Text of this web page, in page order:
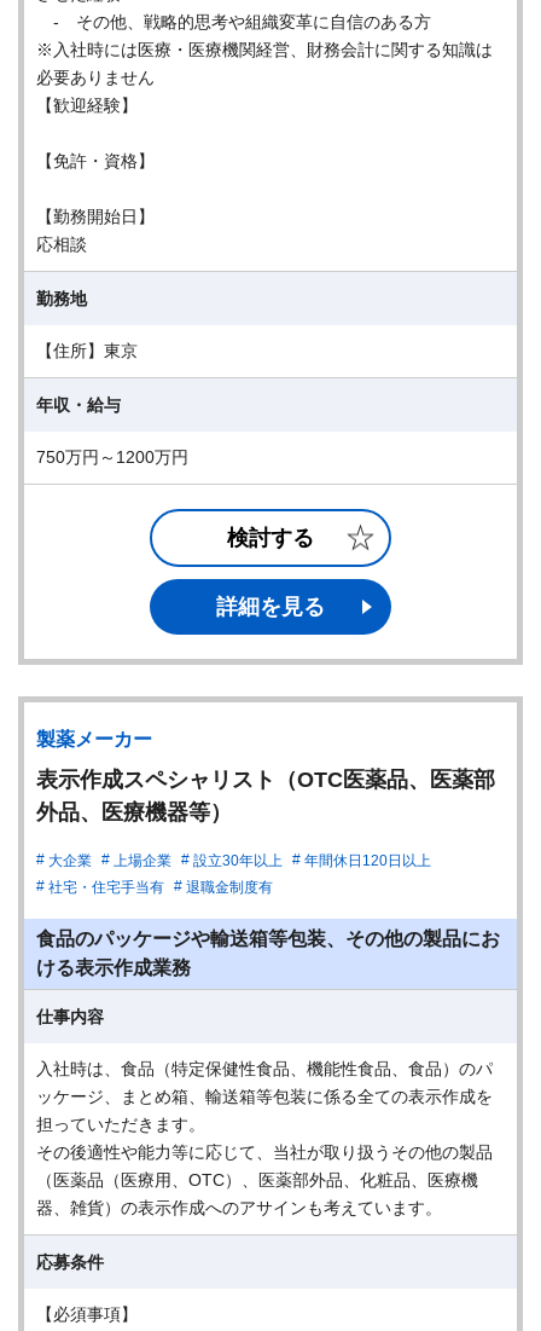
- その他、戦略的思考や組織変革に自信のある方
※入社時には医療・医療機関経営、財務会計に関する知識は
必要ありません
【歓迎経験】
【免許・資格】
【勤務開始日】
応相談
勤務地
【住所】東京
年収・給与
750万円～1200万円
検討する
詳細を見る
製薬メーカー
表示作成スペシャリスト（OTC医薬品、医薬部
外品、医療機器等）
大企業 上場企業 設立30年以上
年間休日120日以上
社宅・住宅手当有
退職金制度有
食品のパッケージや輸送箱等包装、その他の製品にお
ける表示作成業務
仕事内容
入社時は、食品（特定保健性食品、機能性食品、食品）のパ
ッケージ、まとめ箱、輸送箱等包装に係る全ての表示作成を
担っていただきます。
その後適性や能力等に応じて、当社が取り扱うその他の製品
（医薬品（医療用、OTC）、医薬部外品、化粧品、医療機
器、雑貨）の表示作成へのアサインも考えています。
応募条件
【必須事項】